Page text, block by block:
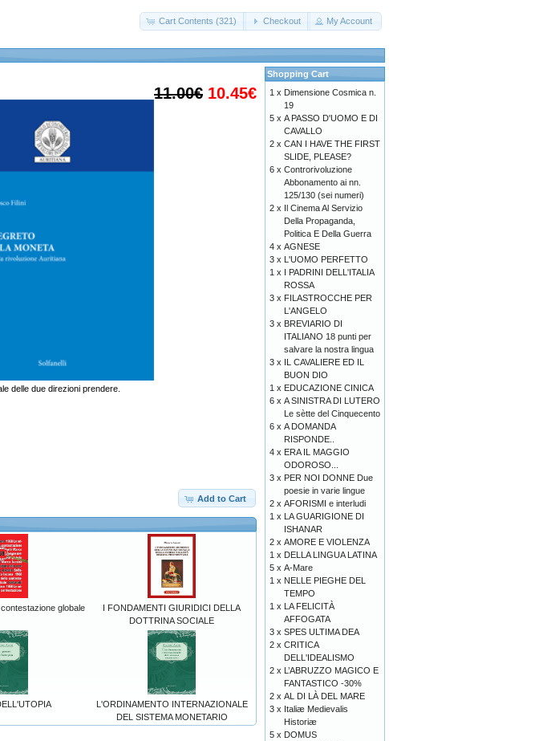
Cart Contents (321) Checkout My Account
11.00€ 10.45€
delle due direzioni prendere.
Add to Cart
globale
I FONDAMENTI GIURIDICI DELLA
DOTTRINA SOCIALE
L'ORDINAMENTO INTERNAZIONALE
DEL SISTEMA MONETARIO
Shopping Cart
1 x Dimensione Cosmica n.
19
5 x A PASSO D'UOMO E DI
CAVALLO
2 x CAN I HAVE THE FIRST
SLIDE, PLEASE?
6 x Controrivoluzione
Abbonamento ai nn.
125/130 (sei numeri)
2 x Il Cinema Al Servizio
Della Propaganda,
Politica E Della Guerra
4 x AGNESE
3 x L'UOMO PERFETTO
1 x I PADRINI DELL'ITALIA
ROSSA
3 x FILASTROCCHE PER
L'ANGELO
3 x BREVIARIO DI
ITALIANO 18 punti per
salvare la nostra lingua
3 x IL CAVALIERE ED IL
BUON DIO
1 x EDUCAZIONE CINICA
6 x A SINISTRA DI LUTERO
Le sètte del Cinquecento
6 x A DOMANDA
RISPONDE..
4 x ERA IL MAGGIO
ODOROSO...
3 x PER NOI DONNE Due
poesie in varie lingue
2 x AFORISMI e interludi
1 x LA GUARIGIONE DI
ISHANAR
2 x AMORE E VIOLENZA
1 x DELLA LINGUA LATINA
5 x A-Mare
1 x NELLE PIEGHE DEL
TEMPO
1 x LA FELICITÀ
AFFOGATA
3 x SPES ULTIMA DEA
2 x CRITICA
DELL'IDEALISMO
2 x L’ABRUZZO MAGICO E
FANTASTICO -30%
2 x AL DI LÀ DEL MARE
3 x Italiæ Medievalis
Historiæ
5 x DOMUS